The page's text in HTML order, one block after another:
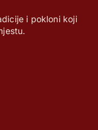
i pokloni koji